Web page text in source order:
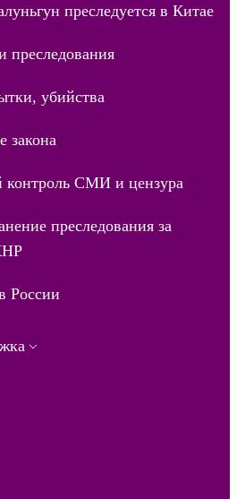
преследуется в Китае
преследования
убийства
закона
контроль СМИ и цензура
преследования за
России